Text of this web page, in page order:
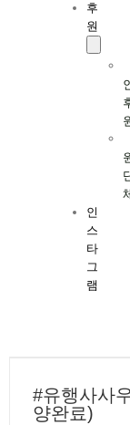
후
원
인
스
타
그
램
#유행사사
양완료)